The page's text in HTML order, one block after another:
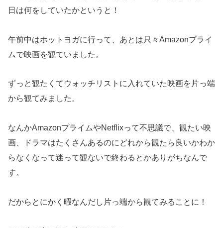
日は何をしていたかというと！
午前中はホットヨガに行って、あとは只々Amazonプライ
ムで映画を観ていました。
ずっと観たくてウォッチリストに入れていた映画を片っ端
から観てみました。
なんかAmazonプライムやNetflixって不思議で、観たい映
画、ドラマはたくさんあるのにどれから観たら良いかわか
らなくなって迷って観ないで終わるとかありがちなんで
す。
だからとにかく暇なんだし片っ端から観てみることに！